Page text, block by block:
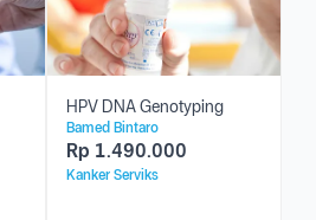
HPV DNA Genotyping
Bamed Bintaro
Rp 1.490.000
Kanker Serviks